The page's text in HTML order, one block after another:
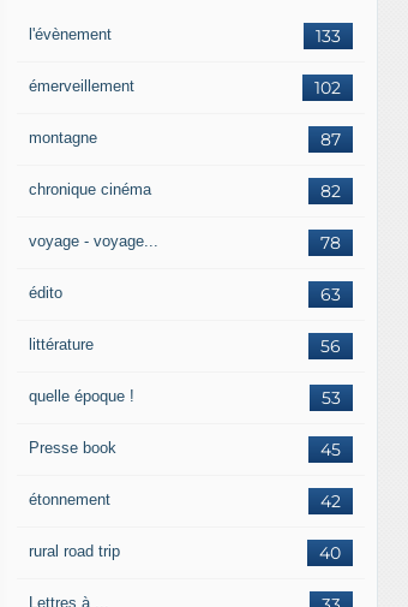
133
l'évènement
102
émerveillement
87
montagne
82
chronique cinéma
78
voyage - voyage...
63
édito
56
littérature
53
quelle époque !
45
Presse book
42
étonnement
40
rural road trip
Lettres à ...